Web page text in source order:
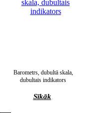
Barometrs, dubultā skala,
dubultais indikators
Sīkāk